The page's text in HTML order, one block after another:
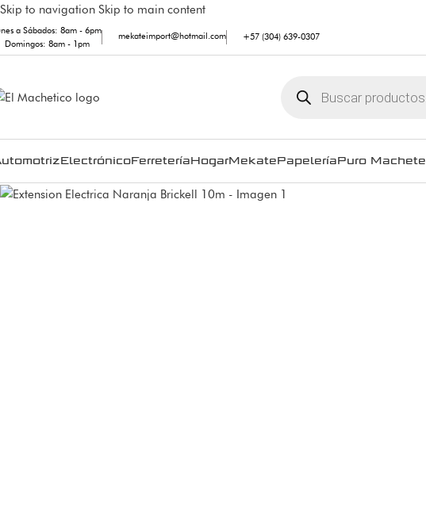
Skip to navigation Skip to main content
a Sábados: 8am - 6pm
Domingos: 8am - 1pm
mekateimport@hotmail.com +57 (304) 639-0307
ElectrónicoFerreteríaHogarMekatePapeleríaPuro Machete